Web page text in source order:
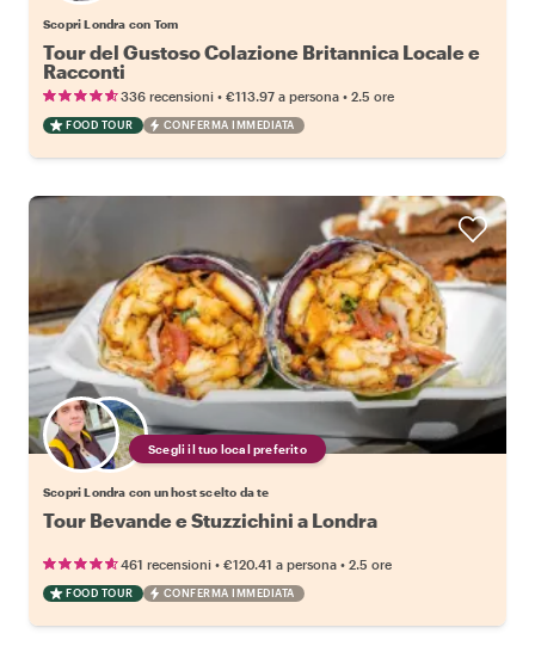
Scopri Londra con Tom
Tour del Gustoso Colazione Britannica Locale e
Racconti
336 recensioni • €113.97 a persona • 2.5 ore
FOOD TOUR CONFERMA IMMEDIATA
Scegli il tuo local preferito
Scopri Londra con un host scelto da te
Tour Bevande e Stuzzichini a Londra
461 recensioni • €120.41 a persona • 2.5 ore
FOOD TOUR CONFERMA IMMEDIATA